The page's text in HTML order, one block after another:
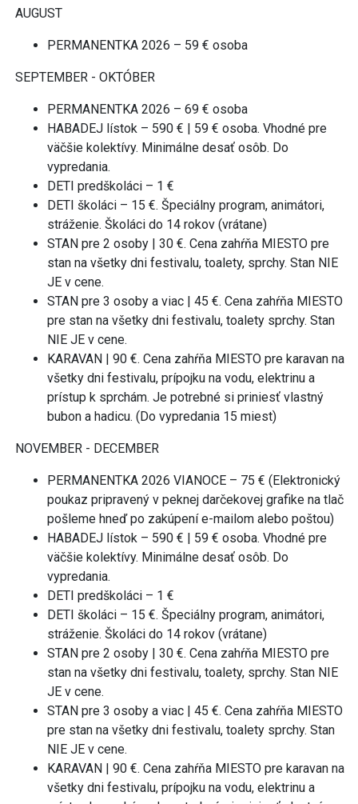
AUGUST
PERMANENTKA 2026 – 59 € osoba
SEPTEMBER - OKTÓBER
PERMANENTKA 2026 – 69 € osoba
HABADEJ lístok – 590 € | 59 € osoba. Vhodné pre
väčšie kolektívy. Minimálne desať osôb. Do
vypredania.
DETI predškoláci – 1 €
DETI školáci – 15 €. Špeciálny program, animátori,
stráženie. Školáci do 14 rokov (vrátane)
STAN pre 2 osoby | 30 €. Cena zahŕňa MIESTO pre
stan na všetky dni festivalu, toalety, sprchy. Stan NIE
JE v cene.
STAN pre 3 osoby a viac | 45 €. Cena zahŕňa MIESTO
pre stan na všetky dni festivalu, toalety sprchy. Stan
NIE JE v cene.
KARAVAN | 90 €. Cena zahŕňa MIESTO pre karavan na
všetky dni festivalu, prípojku na vodu, elektrinu a
prístup k sprchám. Je potrebné si priniesť vlastný
bubon a hadicu. (Do vypredania 15 miest)
NOVEMBER - DECEMBER
PERMANENTKA 2026 VIANOCE – 75 € (Elektronický
poukaz pripravený v peknej darčekovej grafike na tlač
pošleme hneď po zakúpení e-mailom alebo poštou)
HABADEJ lístok – 590 € | 59 € osoba. Vhodné pre
väčšie kolektívy. Minimálne desať osôb. Do
vypredania.
DETI predškoláci – 1 €
DETI školáci – 15 €. Špeciálny program, animátori,
stráženie. Školáci do 14 rokov (vrátane)
STAN pre 2 osoby | 30 €. Cena zahŕňa MIESTO pre
stan na všetky dni festivalu, toalety, sprchy. Stan NIE
JE v cene.
STAN pre 3 osoby a viac | 45 €. Cena zahŕňa MIESTO
pre stan na všetky dni festivalu, toalety sprchy. Stan
NIE JE v cene.
KARAVAN | 90 €. Cena zahŕňa MIESTO pre karavan na
všetky dni festivalu, prípojku na vodu, elektrinu a